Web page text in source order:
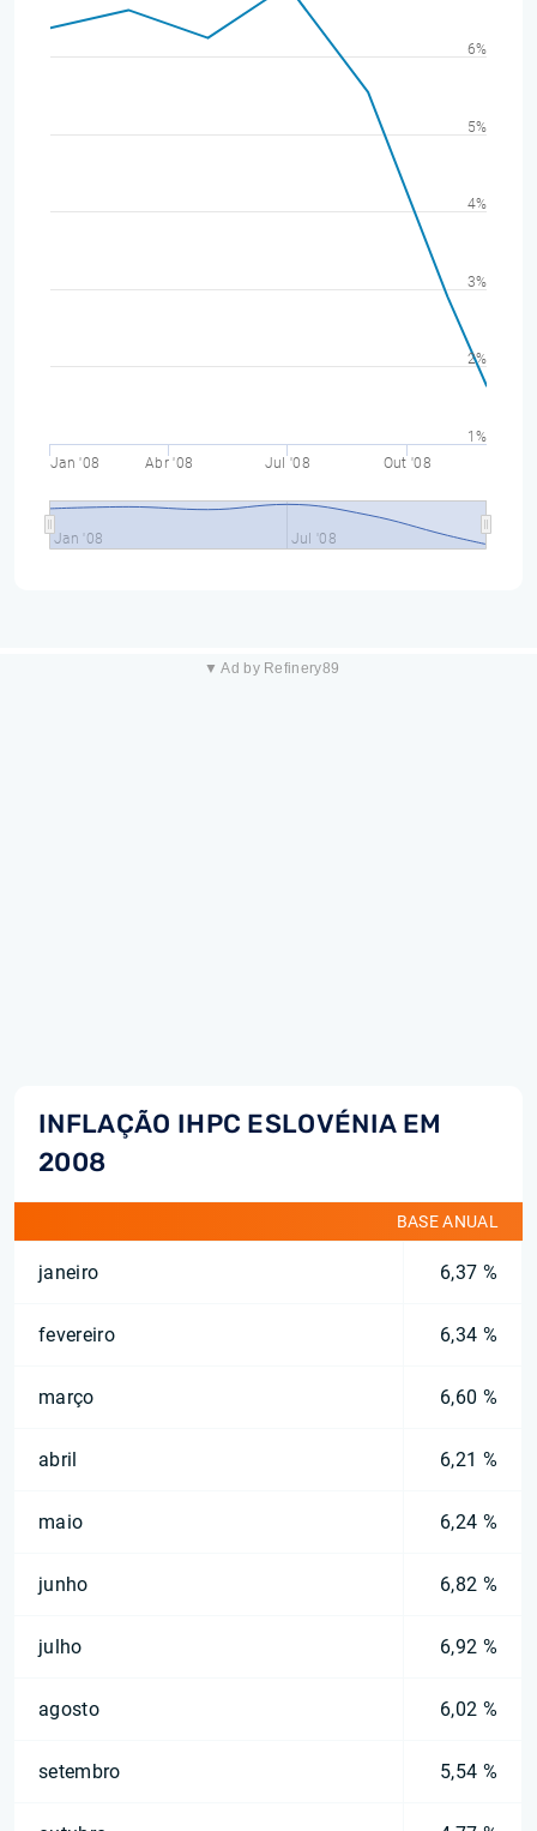
Jan '08 Abr '08 Jul '08 Out '08
Jan '08 Jul '08
1%
2%
3%
4%
5%
6%
▼ Ad by Refinery89
INFLAÇÃO IHPC ESLOVÉNIA EM
2008
BASE ANUAL
janeiro 6,37 %
fevereiro 6,34 %
março 6,60 %
abril 6,21 %
maio 6,24 %
junho 6,82 %
julho 6,92 %
agosto 6,02 %
setembro 5,54 %